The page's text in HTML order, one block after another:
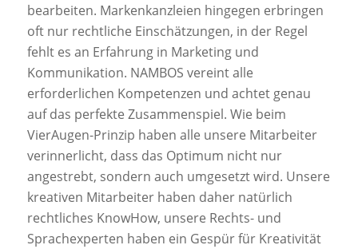
bearbeiten. Markenkanzleien hingegen erbringen
oft nur rechtliche Einschätzungen, in der Regel
fehlt es an Erfahrung in Marketing und
Kommunikation. NAMBOS vereint alle
erforderlichen Kompetenzen und achtet genau
auf das perfekte Zusammenspiel. Wie beim
VierAugen-Prinzip haben alle unsere Mitarbeiter
verinnerlicht, dass das Optimum nicht nur
angestrebt, sondern auch umgesetzt wird. Unsere
kreativen Mitarbeiter haben daher natürlich
rechtliches KnowHow, unsere Rechts- und
Sprachexperten haben ein Gespür für Kreativität